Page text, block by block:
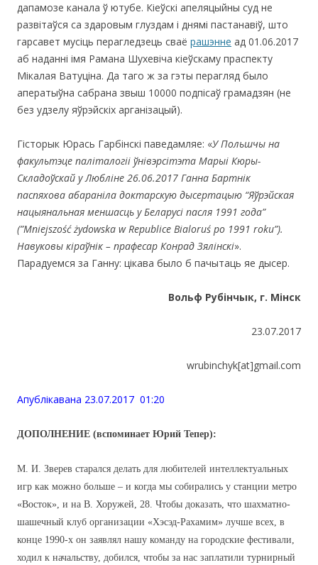
дапамозе канала ў ютубе. Кіеўскі апеляцыйны суд не
развітаўся са здаровым глуздам і днямі пастанавіў, што
гарсавет мусіць перагледзець сваё рашэнне ад 01.06.2017
аб наданні імя Рамана Шухевіча кіеўскаму праспекту
Мікалая Ватуціна. Да таго ж за гэты перагляд было
аператыўна сабрана звыш 10000 подпісаў грамадзян (не
без удзелу яўрэйскіх арганізацый).
Гісторык Юрась Гарбінскі паведамляе: «У Польшчы на
факультэце паліталогіі ўнівэрсітэта Марыі Кюры-
Складоўскай у Любліне 26.06.2017 Ганна Бартнік
паспяхова абараніла доктарскую дысертацыю “Яўрэйская
нацыянальная меншасць у Беларусі пасля 1991 года”
(”Mniejszość żydowska w Republice Bialoruś po 1991 roku”).
Навуковы кіраўнік – прафесар Конрад Зялінскі».
Парадуемся за Ганну: цікава было б пачытаць яе дысер.
Вольф Рубінчык, г. Мінск
23.07.2017
wrubinchyk[at]gmail.com
Апублiкавана 23.07.2017 01:20
ДОПОЛНЕНИЕ (вспоминает Юрий Тепер):
М. И. Зверев старался делать для любителей интеллектуальных
игр как можно больше – и когда мы собирались у станции метро
«Восток», и на В. Хоружей, 28. Чтобы доказать, что шахматно-
шашечный клуб организации «Хэсэд-Рахамим» лучше всех, в
конце 1990-х он заявлял нашу команду на городcкие фестивали,
ходил к начальству, добился, чтобы за нас заплатили турнирный